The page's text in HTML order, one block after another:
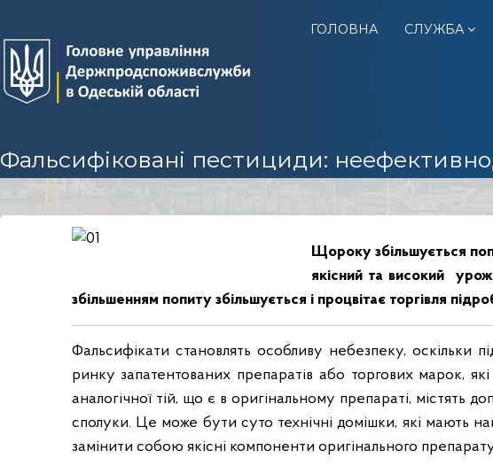
п
р
д
ж
и
в
с
л
у
ж
б
ГОЛОВНА СЛУЖБА
Фальсифіковані пестициди:
Щороку збільшується
якісний та високий
збільшенням попиту збільшується і процвітає торгівля
Фальсифікати становлять особливу небезпеку, оскільки
ринку запатентованих препаратів або торгових марок,
аналогічної тій, що є в оригінальному препараті,
сполуки. Це може бути суто технічні домішки, які мають
замінити собою якісні компоненти оригінального